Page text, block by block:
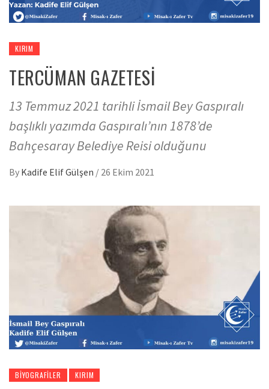
KIRIM
TERCÜMAN GAZETESİ
13 Temmuz 2021 tarihli İsmail Bey Gaspıralı
başlıklı yazımda Gaspıralı’nın 1878’de
Bahçesaray Belediye Reisi olduğunu
By Kadife Elif Gülşen / 26 Ekim 2021
BIYOGRAFILER KIRIM